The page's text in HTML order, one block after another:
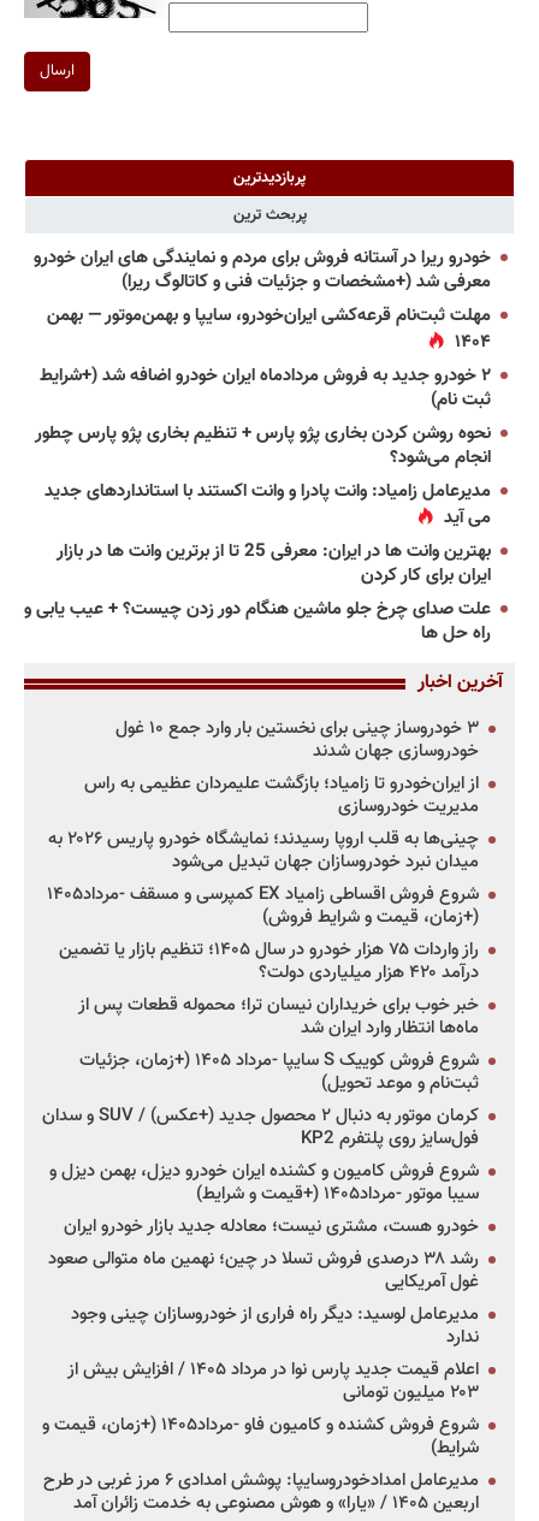
ارسال
پربازدیدترین
پربحث ترین
خودرو ریرا در آستانه فروش برای مردم و نمایندگی های ایران خودرو
معرفی شد (+مشخصات و جزئیات فنی و کاتالوگ ریرا)
مهلت ثبت‌نام قرعه‌کشی ایران‌خودرو، سایپا و بهمن‌موتور — بهمن
۱۴۰۴
۲ خودرو جدید به فروش مردادماه ایران خودرو اضافه شد (+شرایط
ثبت نام)
نحوه روشن کردن بخاری پژو پارس + تنظیم بخاری پژو پارس چطور
انجام می‌شود؟
مدیرعامل زامیاد: وانت پادرا و وانت اکستند با استانداردهای جدید
می آید
بهترین وانت ها در ایران: معرفی 25 تا از برترین وانت ها در بازار
ایران برای کار کردن
علت صدای چرخ جلو ماشین هنگام دور زدن چیست؟ + عیب یابی و
راه حل ها
آخرین اخبار
۳ خودروساز چینی برای نخستین بار وارد جمع ۱۰ غول
خودروسازی جهان شدند
از ایران‌خودرو تا زامیاد؛ بازگشت علیمردان عظیمی به راس
مدیریت خودروسازی
چینی‌ها به قلب اروپا رسیدند؛ نمایشگاه خودرو پاریس ۲۰۲۶ به
میدان نبرد خودروسازان جهان تبدیل می‌شود
شروع فروش اقساطی زامیاد EX کمپرسی و مسقف -مرداد۱۴۰۵
(+زمان، قیمت و شرایط فروش)
راز واردات ۷۵ هزار خودرو در سال ۱۴۰۵؛ تنظیم بازار یا تضمین
درآمد ۴۲۰ هزار میلیاردی دولت؟
خبر خوب برای خریداران نیسان ترا؛ محموله قطعات پس از
ماه‌ها انتظار وارد ایران شد
شروع فروش کوییک S سایپا -مرداد ۱۴۰۵ (+زمان، جزئیات
ثبت‌نام و موعد تحویل)
کرمان موتور به دنبال ۲ محصول جدید (+عکس) / SUV و سدان
فول‌سایز روی پلتفرم KP2
شروع فروش کامیون و کشنده ایران خودرو دیزل، بهمن دیزل و
سیبا موتور -مرداد۱۴۰۵ (+قیمت و شرایط)
خودرو هست، مشتری نیست؛ معادله جدید بازار خودرو ایران
رشد ۳۸ درصدی فروش تسلا در چین؛ نهمین ماه متوالی صعود
غول آمریکایی
مدیرعامل لوسید: دیگر راه فراری از خودروسازان چینی وجود
ندارد
اعلام قیمت جدید پارس نوا در مرداد ۱۴۰۵ / افزایش بیش از
۲۰۳ میلیون تومانی
شروع فروش کشنده و کامیون فاو -مرداد۱۴۰۵ (+زمان، قیمت و
شرایط)
مدیرعامل امدادخودروسایپا: پوشش امدادی ۶ مرز غربی در طرح
اربعین ۱۴۰۵ / «یارا» و هوش مصنوعی به خدمت زائران آمد